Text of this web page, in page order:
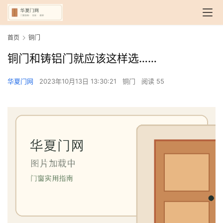
首页 铜门
铜门和铸铝门就应该这样选……
华夏门网 2023年10月13日 13:30:21 铜门 阅读 55